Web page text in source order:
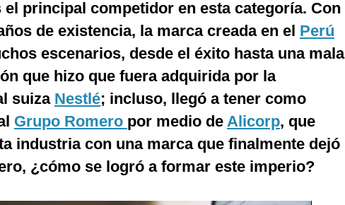
el principal competidor en esta categoría. Con
de existencia, la marca creada en el Perú
escenarios, desde el éxito hasta una mala
que hizo que fuera adquirida por la
suiza Nestlé; incluso, llegó a tener como
Grupo Romero por medio de Alicorp, que
industria con una marca que finalmente dejó
¿cómo se logró a formar este imperio?